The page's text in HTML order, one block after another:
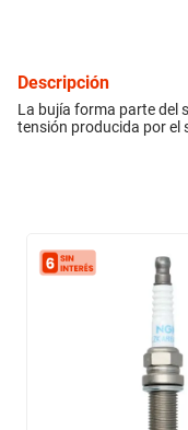
Descripción
La bujía forma parte del
tensión producida por el